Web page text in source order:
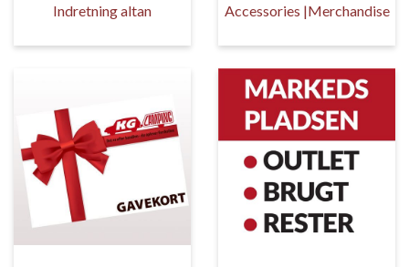
Indretning altan Accessories |Merchandise